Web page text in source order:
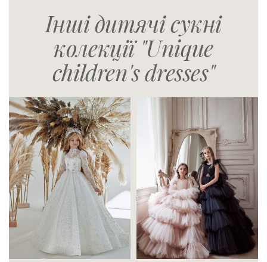
Інші дитячі сукні
колекції "Unique
children's dresses"